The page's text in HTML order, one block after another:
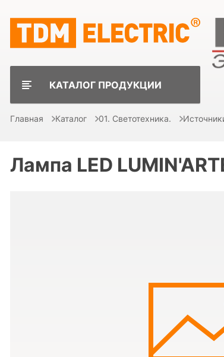
КАТАЛОГ ПРОДУКЦИИ
Главная Каталог 01. Светотехника.
Лампа LED